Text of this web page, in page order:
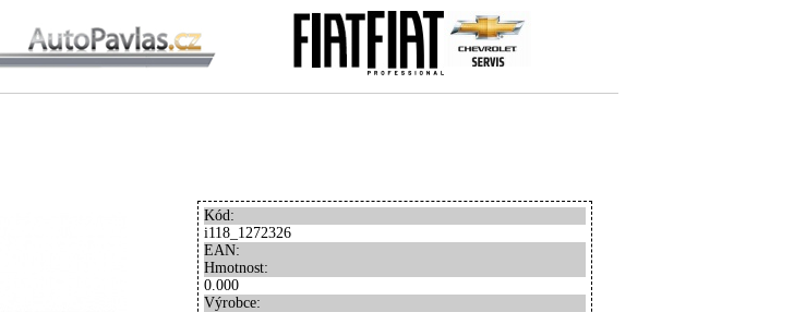
Kód:
i118_1272326
EAN:
Hmotnost:
0.000
Výrobce: